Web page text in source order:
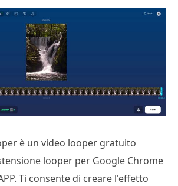
è un video looper gratuito
looper per Google Chrome
Ti consente di creare l'effetto